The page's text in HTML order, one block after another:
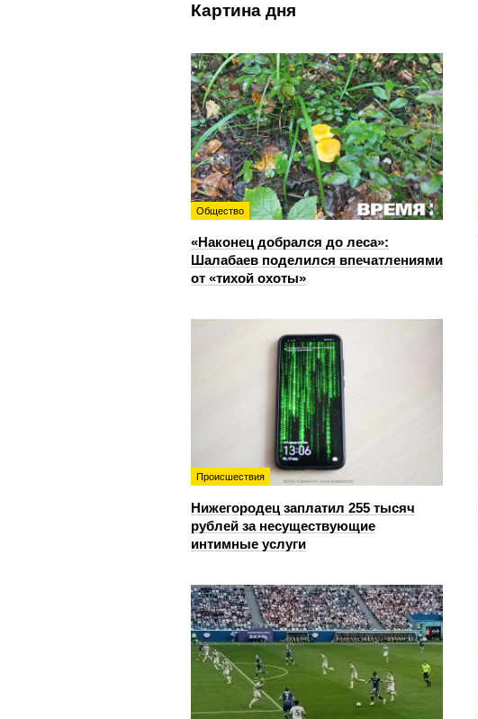
Картина дня
Общество
«Наконец добрался до леса»:
Шалабаев поделился впечатлениями
от «тихой охоты»
Происшествия
Нижегородец заплатил 255 тысяч
рублей за несуществующие
интимные услуги